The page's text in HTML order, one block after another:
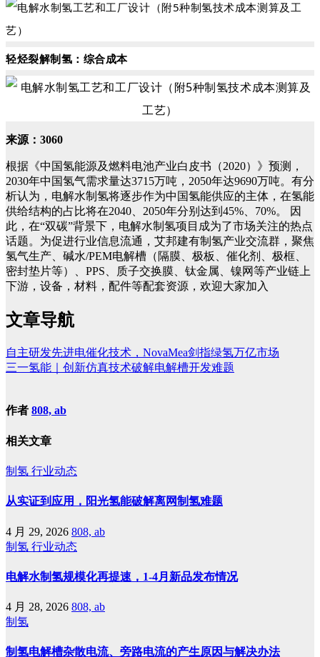
轻烃裂解制氢：综合成本
来源：3060
根据《中国氢能源及燃料电池产业白皮书（2020）》预测，
2030年中国氢气需求量达3715万吨，2050年达9690万吨。有分
析认为，电解水制氢将逐步作为中国氢能供应的主体，在氢能
供给结构的占比将在2040、2050年分别达到45%、70%。
因
此，在“双碳”背景下，电解水制氢项目成为了市场关注的热点
话题。为促进行业信息流通，艾邦建有制氢产业交流群，聚焦
氢气生产、碱水/PEM电解槽（隔膜、极板、催化剂、极框、
密封垫片等）、PPS、质子交换膜、钛金属、镍网等产业链上
下游，设备，材料，配件等配套资源，欢迎大家加入
文章导航
自主研发先进电催化技术，NovaMea剑指绿氢万亿市场
三一氢能｜创新仿真技术破解电解槽开发难题
作者 808, ab
相关文章
制氢 行业动态
从实证到应用，阳光氢能破解离网制氢难题
4 月 29, 2026 808, ab
制氢 行业动态
电解水制氢规模化再提速，1-4月新品发布情况
4 月 28, 2026 808, ab
制氢
制氢电解槽杂散电流、旁路电流的产生原因与解决办法